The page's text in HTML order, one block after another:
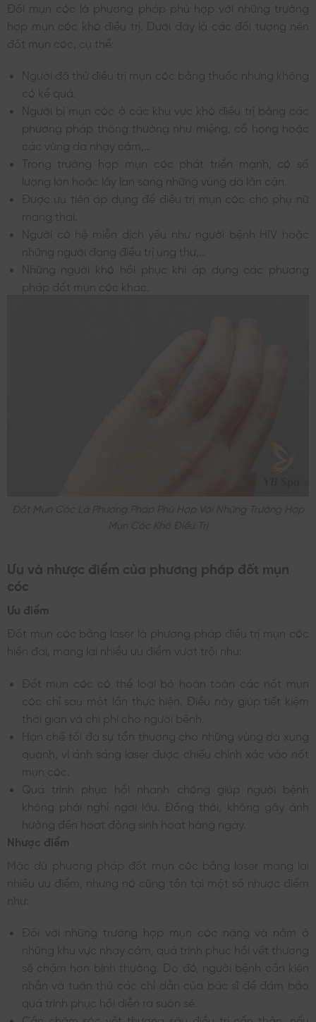
Đối mụn cóc là phương pháp phù hợp với những trường
hợp mụn cóc khó điều trị. Dưới đây là các đối tượng nên
đốt mụn cóc, cụ thể:
Người đã thử điều trị mụn cóc bằng thuốc nhưng không
có kể quả.
Người bị mụn cóc ở các khu vực khó điều trị bằng các
phương pháp thông thường như miệng, cổ họng hoặc
các vùng da nhạy cảm,…
Trong trường hợp mụn cóc phát triển mạnh, có số
lượng lớn hoặc lây lan sang những vùng da lân cận.
Được ưu tiên áp dụng để điều trị mụn cóc cho phụ nữ
mang thai.
Người có hệ miễn dịch yếu như người bệnh HIV hoặc
những người đang điều trị ung thư,…
Những người khó hồi phục khi áp dụng các phương
pháp đốt mụn cóc khác.
Đốt Mụn Cóc Là Phương Pháp Phù Hợp Với Những Trường Hợp
Mụn Cóc Khó Điều Trị
Ưu và nhược điểm của phương pháp đốt mụn
cóc
Ưu điểm
Đốt mụn cóc bằng laser là phương pháp điều trị mụn cóc
hiện đại, mang lại nhiều ưu điểm vượt trội như:
Đốt mụn cóc có thể loại bỏ hoàn toàn các nốt mụn
cóc chỉ sau một lần thực hiện. Điều này giúp tiết kiệm
thời gian và chi phí cho người bệnh.
Hạn chế tối đa sự tổn thương cho những vùng da xung
quanh, vì ánh sáng laser được chiếu chính xác vào nốt
mụn cóc.
Quá trình phục hồi nhanh chóng giúp người bệnh
không phải nghỉ ngơi lâu. Đồng thời, không gây ảnh
hưởng đến hoạt động sinh hoạt hàng ngày.
Nhược điểm
Mặc dù phương pháp đốt mụn cóc bằng laser mang lại
nhiều ưu điểm, nhưng nó cũng tồn tại một số nhược điểm
như:
Đối với những trường hợp mụn cóc nặng và nằm ở
những khu vực nhạy cảm, quá trình phục hồi vết thương
sẽ chậm hơn bình thường. Do đó, người bệnh cần kiên
nhẫn và tuân thủ các chỉ dẫn của bác sĩ để đảm bảo
quá trình phục hồi diễn ra suôn sẻ.
Cần chăm sóc vết thương sâu điều trị cẩn thận, nếu